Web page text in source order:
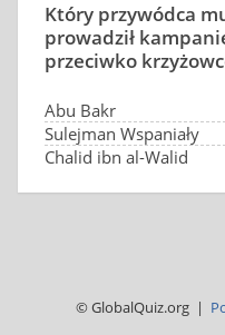
Który przywódca
prowadził
przeciwko
Abu Bakr
Sulejman Wspaniały
Chalid ibn al-Walid
© GlobalQuiz.org |